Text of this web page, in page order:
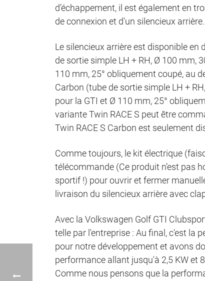
d’échappement, il est également en
de connexion et d'un silencieux arrière.
Le silencieux arrière est disponible en
de sortie simple LH + RH, Ø 100 mm,
110 mm, 25° obliquement coupé, au
Carbon (tube de sortie simple LH +
pour la GTI et Ø 110 mm, 25°
variante Twin RACE S peut être
Twin RACE S Carbon est seulement
Comme toujours, le kit électrique
télécommande (Ce produit n’est pas
sportif !) pour ouvrir et fermer
livraison du silencieux arrière avec
Avec la Volkswagen Golf GTI
telle par l'entreprise : Au final, c'est la
pour notre développement et avons
performance allant jusqu'à 2,5 KW et
Comme nous pensons que la